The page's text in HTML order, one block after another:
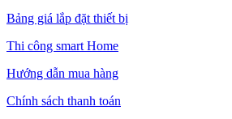
Bảng giá lắp đặt thiết bị
Thi công smart Home
Hướng dẫn mua hàng
Chính sách thanh toán